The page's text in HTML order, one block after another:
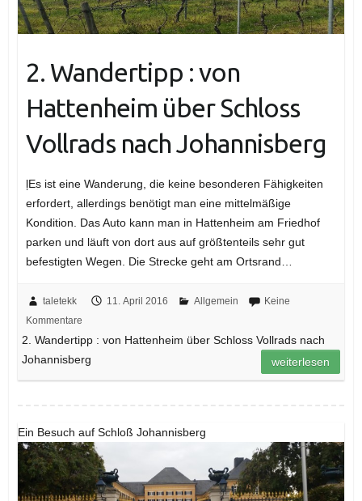
2. Wandertipp : von
Hattenheim über Schloss
Vollrads nach Johannisberg
ļEs ist eine Wanderung, die keine besonderen Fähigkeiten
erfordert, allerdings benötigt man eine mittelmäßige
Kondition. Das Auto kann man in Hattenheim am Friedhof
parken und läuft von dort aus auf größtenteils sehr gut
befestigten Wegen. Die Strecke geht am Ortsrand…
taletekk 11. April 2016 Allgemein
Keine
Kommentare
2. Wandertipp : von Hattenheim über Schloss Vollrads nach
Johannisberg
weiterlesen
Ein Besuch auf Schloß Johannisberg